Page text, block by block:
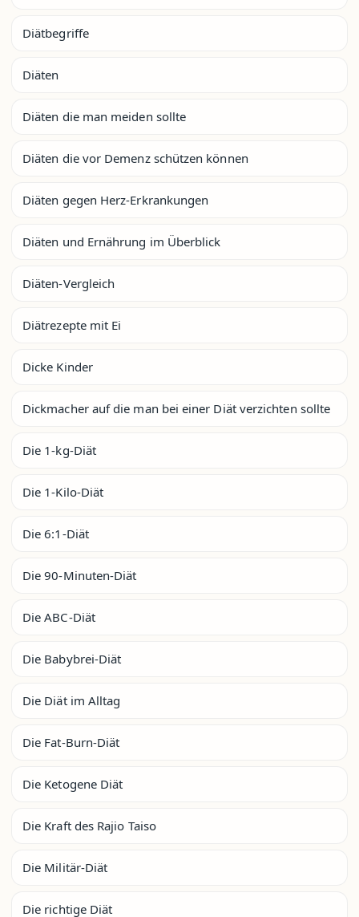
Diätbegriffe
Diäten
Diäten die man meiden sollte
Diäten die vor Demenz schützen können
Diäten gegen Herz-Erkrankungen
Diäten und Ernährung im Überblick
Diäten-Vergleich
Diätrezepte mit Ei
Dicke Kinder
Dickmacher auf die man bei einer Diät verzichten sollte
Die 1-kg-Diät
Die 1-Kilo-Diät
Die 6:1-Diät
Die 90-Minuten-Diät
Die ABC-Diät
Die Babybrei-Diät
Die Diät im Alltag
Die Fat-Burn-Diät
Die Ketogene Diät
Die Kraft des Rajio Taiso
Die Militär-Diät
Die richtige Diät